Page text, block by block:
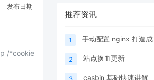
发布日期
推荐资讯
1 手动配置 nginx 打造
2 站点换血更新
casbin 基础快速讲解